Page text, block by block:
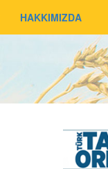
HAKKIMIZDA